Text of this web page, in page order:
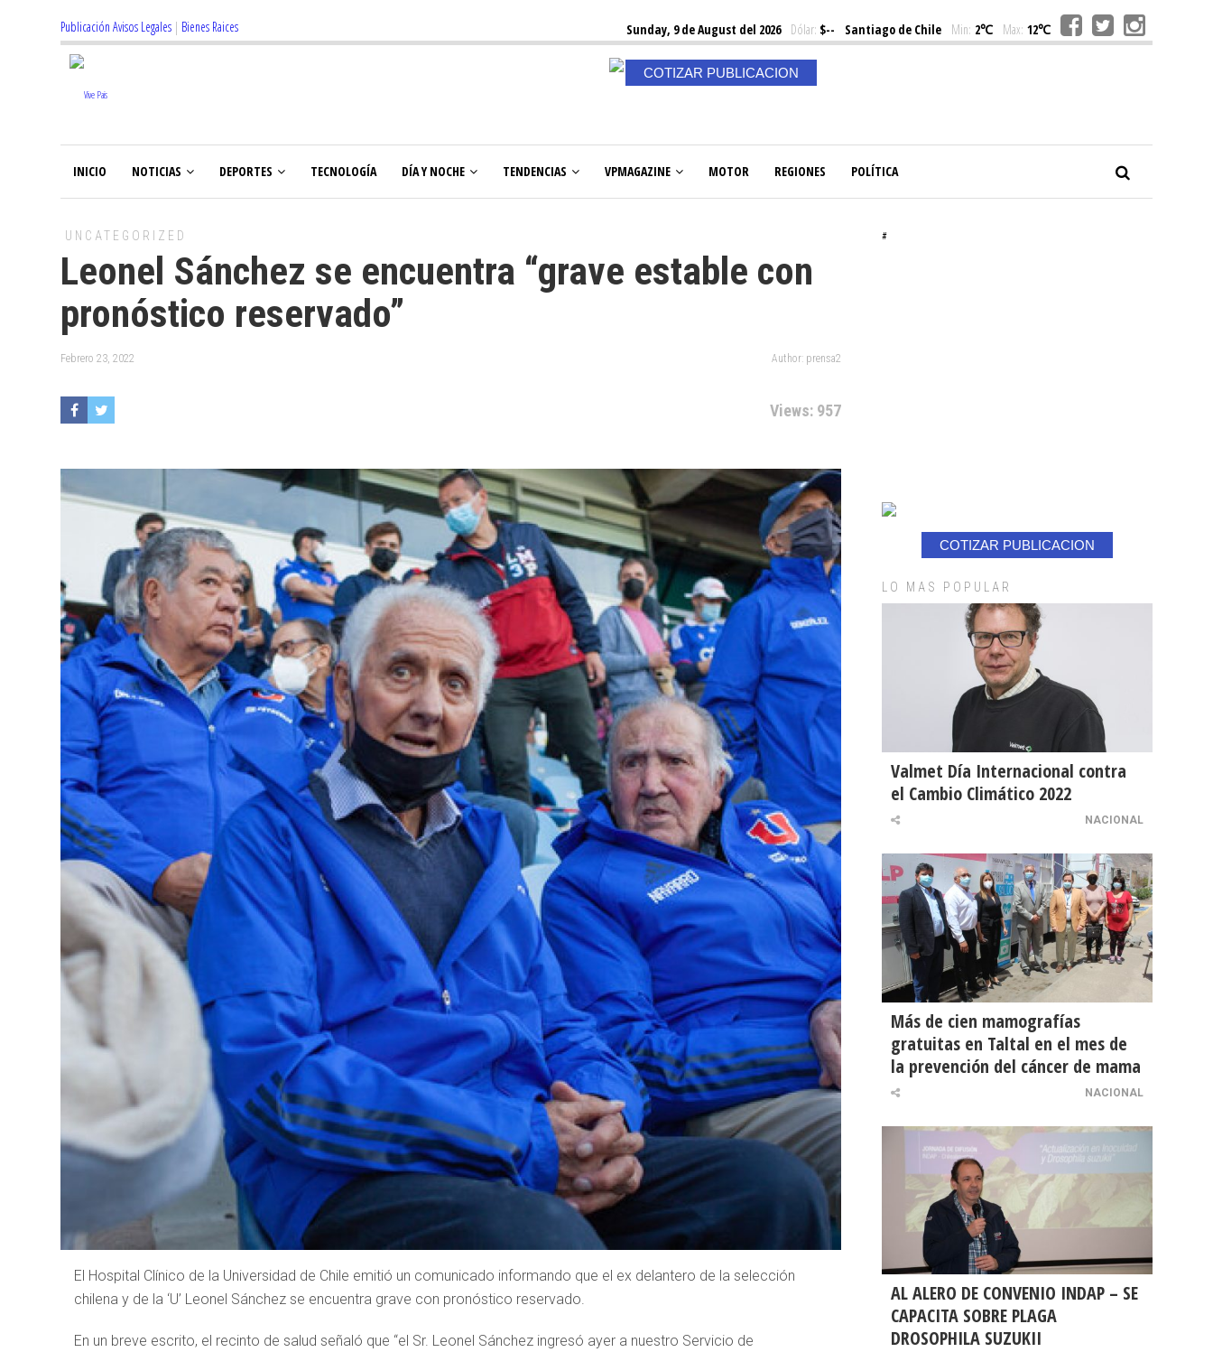
Publicación Avisos Legales | Bienes Raices Sunday, 9 de August del 2026Dólar: $-- Santiago de Chile Min: 2℃ Max: 12℃
COTIZAR PUBLICACION
INICIO NOTICIAS DEPORTES TECNOLOGÍA DÍA Y NOCHE TENDENCIAS VPMAGAZINE MOTOR REGIONES POLÍTICA
UNCATEGORIZED
Leonel Sánchez se encuentra “grave estable con
pronóstico reservado”
Febrero 23, 2022 Author: prensa2
Views: 957
El Hospital Clínico de la Universidad de Chile emitió un comunicado informando que el ex delantero de la selección
chilena y de la ‘U’ Leonel Sánchez se encuentra grave con pronóstico reservado.
En un breve escrito, el recinto de salud señaló que “el Sr. Leonel Sánchez ingresó ayer a nuestro Servicio de
#
COTIZAR PUBLICACION
LO MAS POPULAR
Valmet Día Internacional contra
el Cambio Climático 2022
NACIONAL
Más de cien mamografías
gratuitas en Taltal en el mes de
la prevención del cáncer de mama
NACIONAL
AL ALERO DE CONVENIO INDAP – SE
CAPACITA SOBRE PLAGA
DROSOPHILA SUZUKII